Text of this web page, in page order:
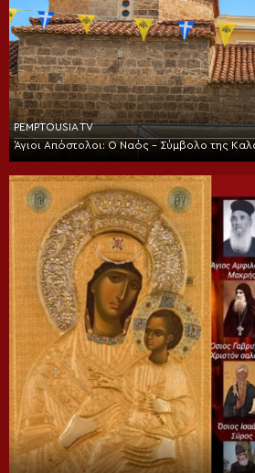
PEMPTOUSIA TV
Άγιοι Απόστολοι: Ο Ναός – Σύμβολο της